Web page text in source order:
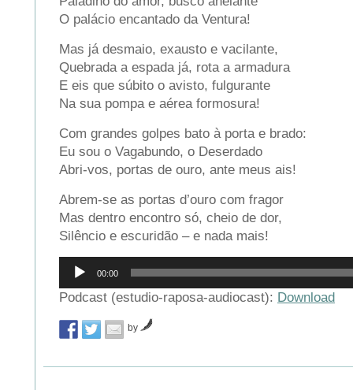
O palácio encantado da Ventura!
Mas já desmaio, exausto e vacilante,
Quebrada a espada já, rota a armadura
E eis que súbito o avisto, fulgurante
Na sua pompa e aérea formosura!
Com grandes golpes bato à porta e brado:
Eu sou o Vagabundo, o Deserdado
Abri-vos, portas de ouro, ante meus ais!
Abrem-se as portas d’ouro com fragor
Mas dentro encontro só, cheio de dor,
Silêncio e escuridão – e nada mais!
Reprodutor
áudio
00:00
Podcast (estudio-raposa-audiocast): Download
by